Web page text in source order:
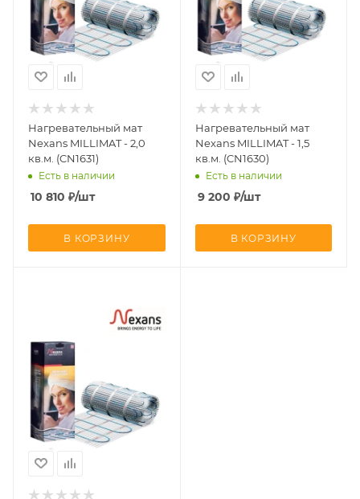
Нагревательный мат
Nexans MILLIMAT - 2,0
кв.м. (CN1631)
Есть в наличии
10 810 ₽/шт
В КОРЗИНУ
Нагревательный мат
Nexans MILLIMAT - 1,5
кв.м. (CN1630)
Есть в наличии
9 200 ₽/шт
В КОРЗИНУ